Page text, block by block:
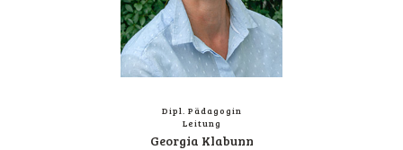
Dipl. Päd­ago­gin
Leitung
Geor­gia Klabunn